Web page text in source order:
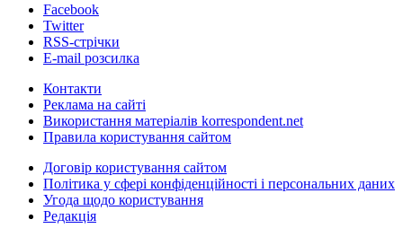
Facebook
Twitter
RSS-стрічки
E-mail розсилка
Контакти
Реклама на сайті
Використання матеріалів korrespondent.net
Правила користування сайтом
Договір користування сайтом
Політика у сфері конфіденційності і персональних даних
Угода щодо користування
Редакція